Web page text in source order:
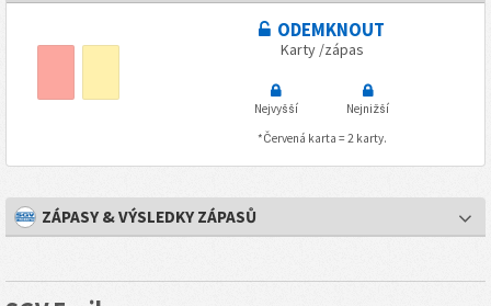
ODEMKNOUT
Karty /zápas
Nejvyšší
Nejnižší
*Červená karta = 2 karty.
ZÁPASY & VÝSLEDKY ZÁPASŮ